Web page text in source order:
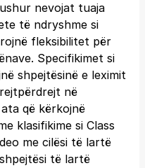
nevojat tuaja
të ndryshme si
fleksibilitet për
Specifikimet si
shpejtësinë e leximit
në
që kërkojnë
klasifikime si Class
me cilësi të lartë
të lartë